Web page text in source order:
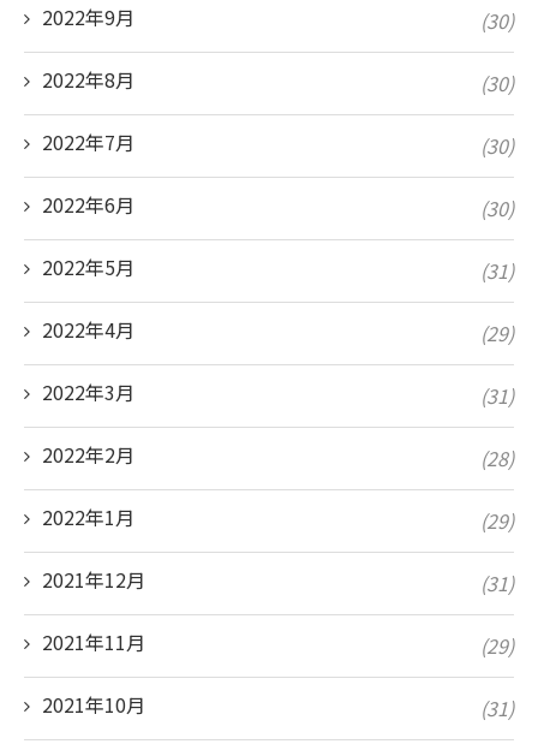
2022年9月 (30)
2022年8月 (30)
2022年7月 (30)
2022年6月 (30)
2022年5月 (31)
2022年4月 (29)
2022年3月 (31)
2022年2月 (28)
2022年1月 (29)
2021年12月 (31)
2021年11月 (29)
2021年10月 (31)